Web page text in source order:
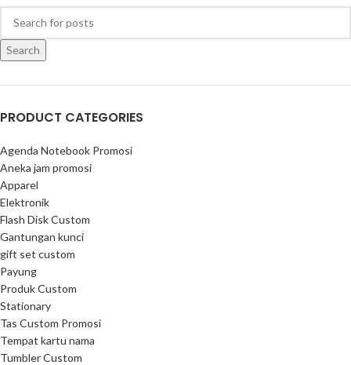
Search
PRODUCT CATEGORIES
Agenda Notebook Promosi
Aneka jam promosi
Apparel
Elektronik
Flash Disk Custom
Gantungan kunci
gift set custom
Payung
Produk Custom
Stationary
Tas Custom Promosi
Tempat kartu nama
Tumbler Custom